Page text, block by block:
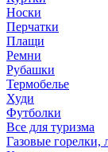
Носки
Перчатки
Плащи
Ремни
Рубашки
Термобелье
Худи
Футболки
Все для туризма
Газовые горелки,